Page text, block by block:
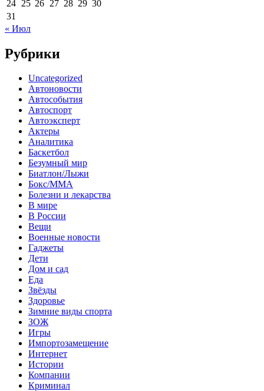
24 25 26 27 28 29 30
31
« Июл
Рубрики
Uncategorized
Автоновости
Автособытия
Автоспорт
Автоэксперт
Актеры
Аналитика
Баскетбол
Безумный мир
Биатлон/Лыжи
Бокс/MMA
Болезни и лекарства
В мире
В России
Вещи
Военные новости
Гаджеты
Дети
Дом и сад
Еда
Звёзды
Здоровье
Зимние виды спорта
ЗОЖ
Игры
Импортозамещение
Интернет
Истории
Компании
Криминал